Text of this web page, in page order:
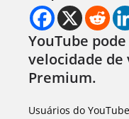
YouTube
velocidade de
Premium.
Usuários do